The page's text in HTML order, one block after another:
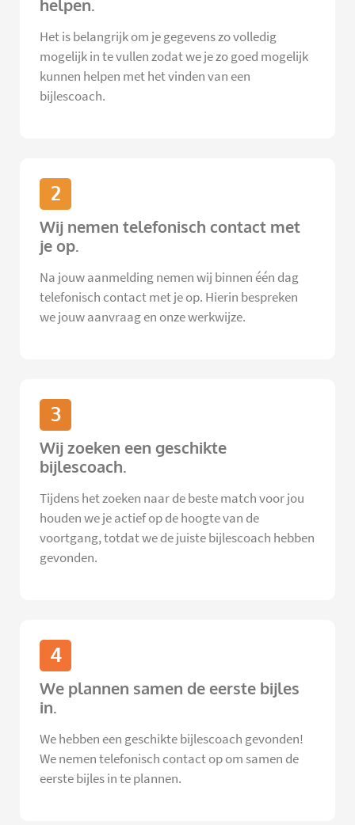
helpen.
Het is belangrijk om je gegevens zo volledig
mogelijk in te vullen zodat we je zo goed mogelijk
kunnen helpen met het vinden van een
bijlescoach.
2
Wij nemen telefonisch contact met
je op.
Na jouw aanmelding nemen wij binnen één dag
telefonisch contact met je op. Hierin bespreken
we jouw aanvraag en onze werkwijze.
3
Wij zoeken een geschikte
bijlescoach.
Tijdens het zoeken naar de beste match voor jou
houden we je actief op de hoogte van de
voortgang, totdat we de juiste bijlescoach hebben
gevonden.
4
We plannen samen de eerste bijles
in.
We hebben een geschikte bijlescoach gevonden!
We nemen telefonisch contact op om samen de
eerste bijles in te plannen.